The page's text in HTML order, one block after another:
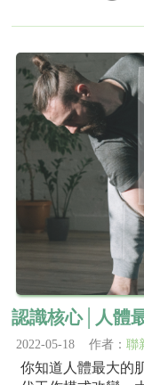
認識核心│人體
2022-05-18 作者： 聯
你知道人體最大的